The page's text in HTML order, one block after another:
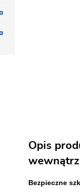
Opis
wewnątrz
Bezpieczne